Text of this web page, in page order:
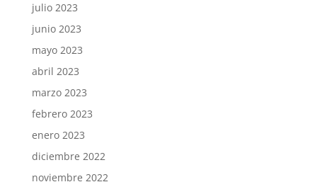
julio 2023
junio 2023
mayo 2023
abril 2023
marzo 2023
febrero 2023
enero 2023
diciembre 2022
noviembre 2022